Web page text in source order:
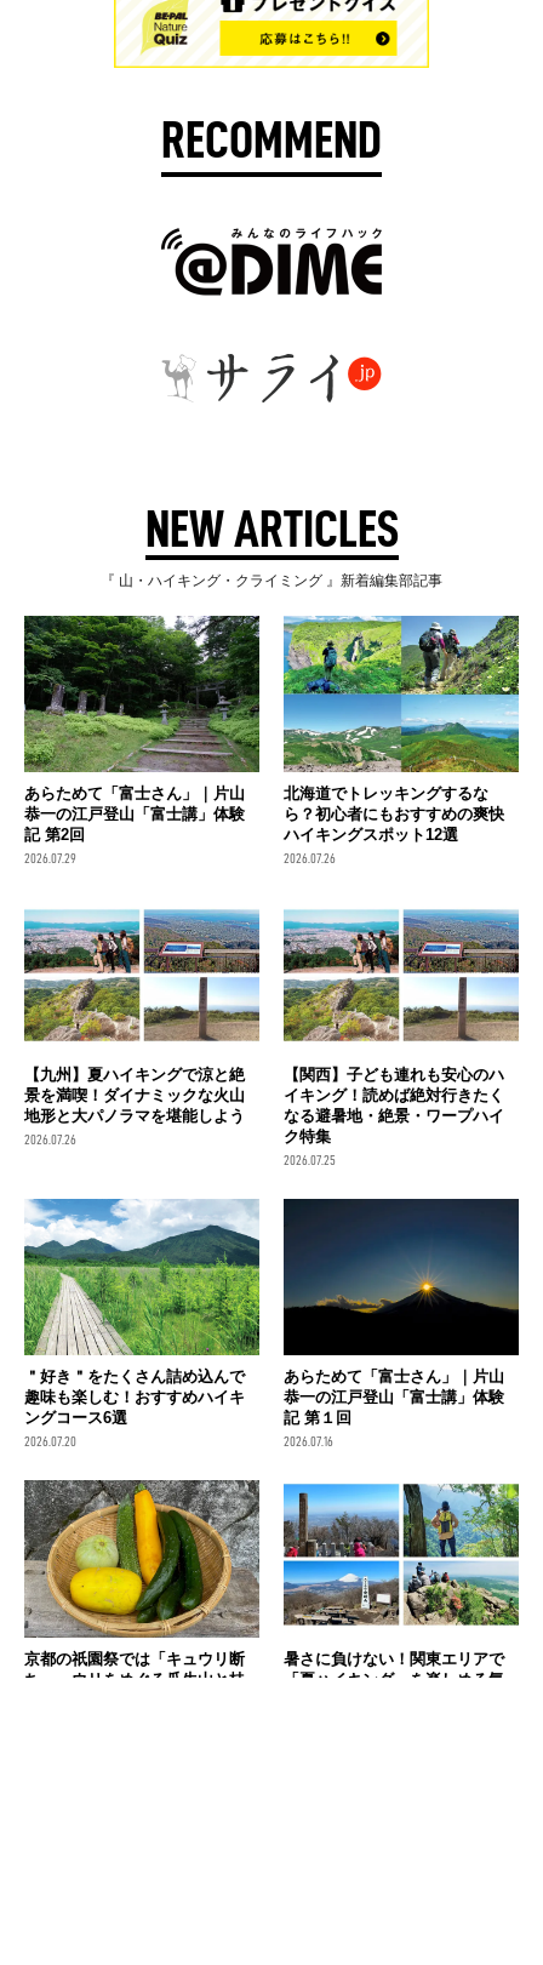
RECOMMEND
NEW ARTICLES
『 山・ハイキング・クライミング 』新着編集部記事
あらためて「富士さん」｜片山
恭一の江戸登山「富士講」体験
記 第2回
2026.07.29
北海道でトレッキングするな
ら？初心者にもおすすめの爽快
ハイキングスポット12選
2026.07.26
【九州】夏ハイキングで涼と絶
景を満喫！ダイナミックな火山
地形と大パノラマを堪能しよう
2026.07.26
【関西】子ども連れも安心のハ
イキング！読めば絶対行きたく
なる避暑地・絶景・ワープハイ
ク特集
2026.07.25
＂好き＂をたくさん詰め込んで
趣味も楽しむ！おすすめハイキ
ングコース6選
2026.07.20
あらためて「富士さん」｜片山
恭一の江戸登山「富士講」体験
記 第１回
2026.07.16
京都の祇園祭では「キュウリ断
ち」。ウリをめぐる瓜生山と桂
暑さに負けない！関東エリアで
「夏ハイキング」を楽しめる気